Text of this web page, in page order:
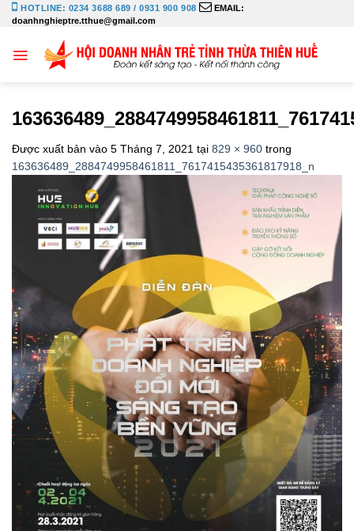
Bỏ
qua
dung
HOTLINE: 0234 3688 689 / 0931 900 908
EMAIL:
doanhnghieptre.tthue@gmail.com
Được xuất bản vào 5 Tháng 7, 2021 tại 829 × 960 trong
163636489_2884749958461811_7617415435361817918_n